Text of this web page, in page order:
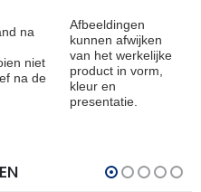
na
niet
na de
Afbeeldingen
kunnen afwijken
van het werkelijke
product in vorm,
kleur en
presentatie.